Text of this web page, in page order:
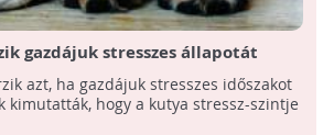
gazdájuk stresszes állapotát
azt, ha gazdájuk stresszes időszakot
kimutatták, hogy a kutya stressz-szintje